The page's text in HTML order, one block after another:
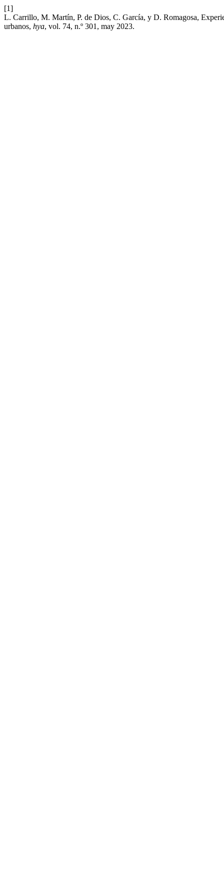
[1]
L. Carrillo, M. Martín, P. de Dios, C. García, y D. Romagosa,
urbanos, hya, vol. 74, n.º 301, may 2023.